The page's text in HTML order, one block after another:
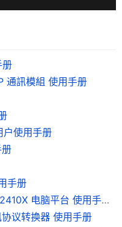
册
通訊模組 使用手册
户使用手册
手册
广州友善之臂科技有限公司 SBC-2410X 电脑平台 使用手册 Version0.9
议转换器 使用手册